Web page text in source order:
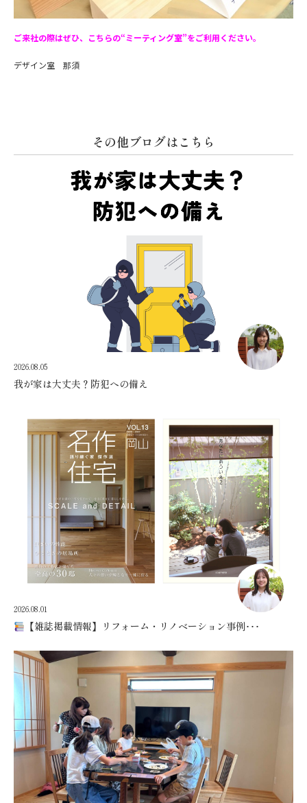
ご来社の際はぜひ、こちらの“ミーティング室”をご利用ください。
デザイン室 那須
その他ブログはこちら
2026.08.05
我が家は大丈夫？防犯への備え
2026.08.01
【雑誌掲載情報】リフォーム・リノベーション事例･･･